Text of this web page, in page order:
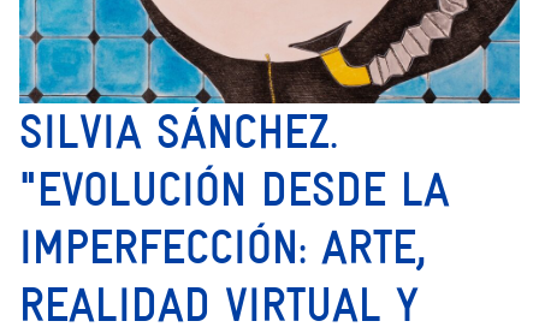
SILVIA SÁNCHEZ.
"EVOLUCIÓN DESDE LA
IMPERFECCIÓN: ARTE,
REALIDAD VIRTUAL Y